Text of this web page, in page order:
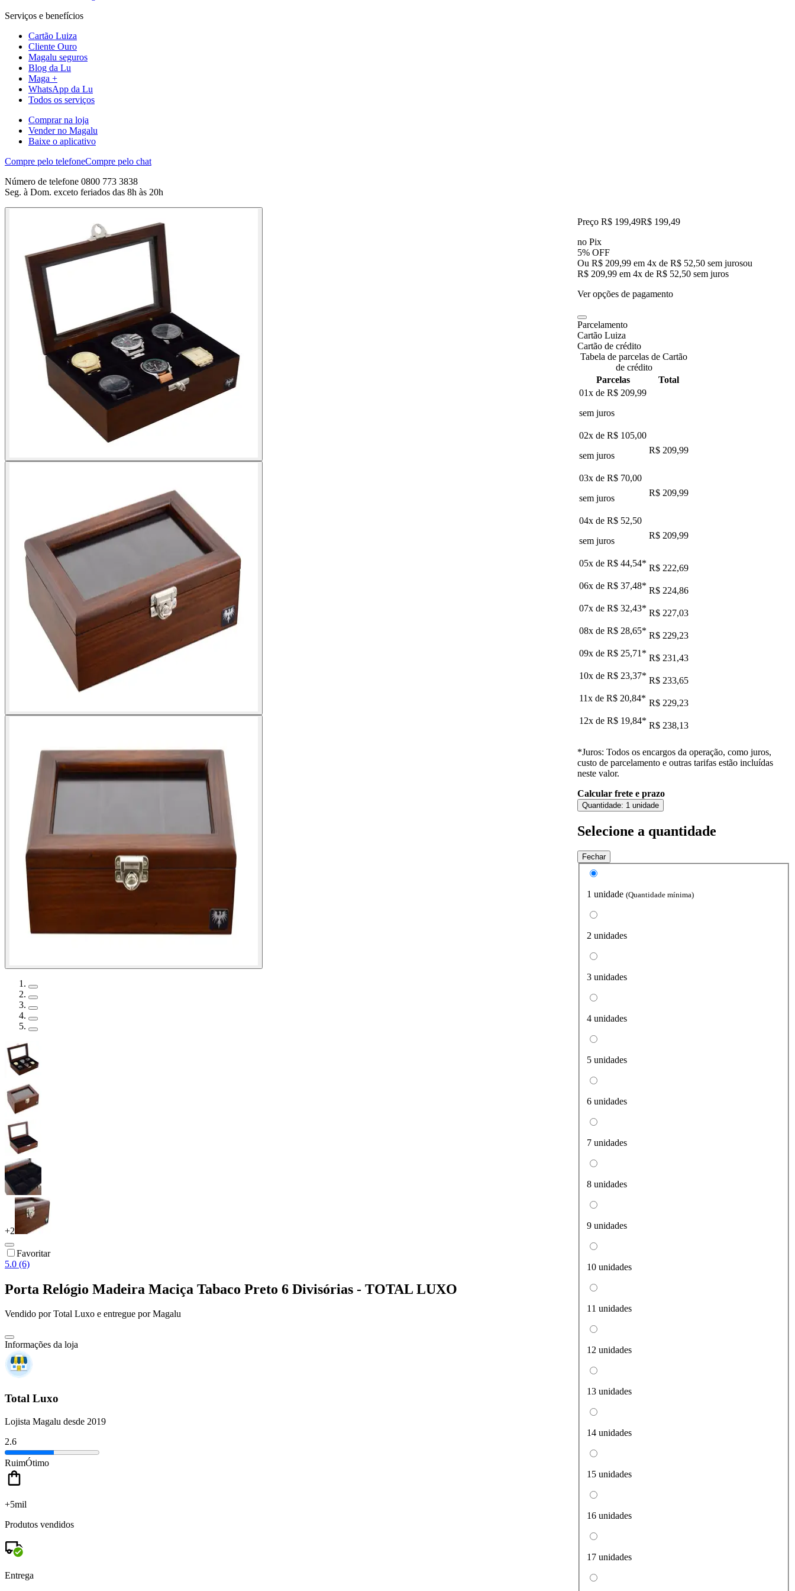
Serviços e benefícios
Cartão Luiza
Cliente Ouro
Magalu seguros
Blog da Lu
Maga +
WhatsApp da Lu
Todos os serviços
Comprar na loja
Vender no Magalu
Baixe o aplicativo
Compre pelo telefoneCompre pelo chat
Número de telefone 0800 773 3838
Seg. à Dom. exceto feriados das 8h às 20h
+2
Favoritar
5.0 (6)
Porta Relógio Madeira Maciça Tabaco Preto 6 Divisórias - TOTAL LUXO
Vendido porTotal Luxo e entregue por Magalu
Informações da loja
Total Luxo
Lojista Magalu desde 2019
2.6
RuimÓtimo
+5mil
Produtos vendidos
Entrega
Preço R$ 199,49R$ 199,49
no Pix
5% OFF
Ou R$ 209,99 em 4x de R$ 52,50 sem jurosou
R$ 209,99 em 4x de R$ 52,50 sem juros
Ver opções de pagamento
Parcelamento
Cartão Luiza
Cartão de crédito
Tabela de parcelas de Cartão
de crédito
Parcelas
Total
01x de R$ 209,99
sem juros
02x de R$ 105,00
sem juros
R$ 209,99
03x de R$ 70,00
sem juros
R$ 209,99
04x de R$ 52,50
sem juros
R$ 209,99
05x de R$ 44,54* R$ 222,69
06x de R$ 37,48* R$ 224,86
07x de R$ 32,43* R$ 227,03
08x de R$ 28,65* R$ 229,23
09x de R$ 25,71 * R$ 231,43
10x de R$ 23,37* R$ 233,65
11x de R$ 20,84* R$ 229,23
12x de R$ 19,84* R$ 238,13
*Juros: Todos os encargos da operação, como juros,
custo de parcelamento e outras tarifas estão incluídas
neste valor.
Calcular frete e prazo
Quantidade: 1 unidade
Selecione a quantidade
Fechar
1 unidade (Quantidade mínima)
2 unidades
3 unidades
4 unidades
5 unidades
6 unidades
7 unidades
8 unidades
9 unidades
10 unidades
11 unidades
12 unidades
13 unidades
14 unidades
15 unidades
16 unidades
17 unidades